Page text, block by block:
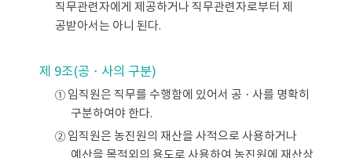
직무관련자에게 제공하거나 직무관련자로부터 제
공받아서는 아니 된다.
제 9조(공ㆍ사의 구분)
① 임직원은 직무를 수행함에 있어서 공ㆍ사를 명확히
구분하여야 한다.
② 임직원은 농진원의 재산을 사적으로 사용하거나
예산을 목적외의 용도로 사용하여 농진원에 재산상